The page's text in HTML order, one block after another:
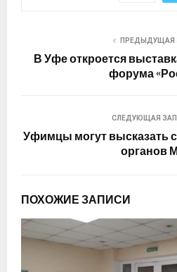
ПРЕДЫДУЩАЯ
В Уфе откроется
форума
СЛЕДУЮЩАЯ
Уфимцы могут высказать
органов
ПОХОЖИЕ ЗАПИСИ